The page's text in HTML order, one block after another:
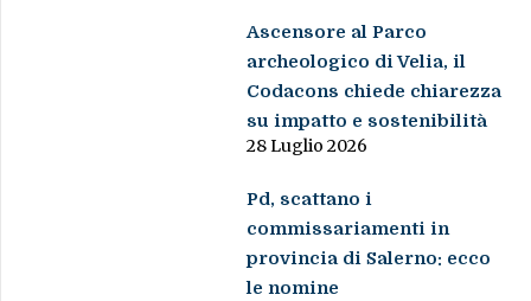
Ascensore al Parco
archeologico di Velia, il
Codacons chiede chiarezza
su impatto e sostenibilità
28 Luglio 2026
Pd, scattano i
commissariamenti in
provincia di Salerno: ecco
le nomine